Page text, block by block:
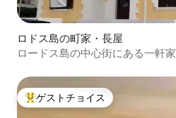
ロドス島の町家・長屋
ロードス島の中心街にある一軒家
大好評のゲストチョイスです。
ゲストチョイス